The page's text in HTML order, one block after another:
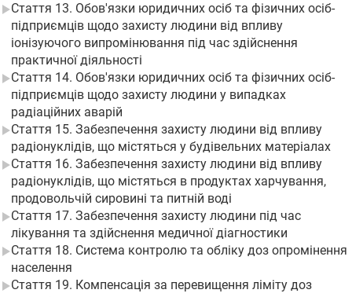
Стаття 13. Обов'язки юридичних осіб та фізичних осіб-
підприємців щодо захисту людини від впливу
іонізуючого випромінювання під час здійснення
практичної діяльності
Стаття 14. Обов'язки юридичних осіб та фізичних осіб-
підприємців щодо захисту людини у випадках
радіаційних аварій
Стаття 15. Забезпечення захисту людини від впливу
радіонуклідів, що містяться у будівельних матеріалах
Стаття 16. Забезпечення захисту людини від впливу
радіонуклідів, що містяться в продуктах харчування,
продовольчій сировині та питній воді
Стаття 17. Забезпечення захисту людини під час
лікування та здійснення медичної діагностики
Стаття 18. Система контролю та обліку доз опромінення
населення
Стаття 19. Компенсація за перевищення ліміту доз